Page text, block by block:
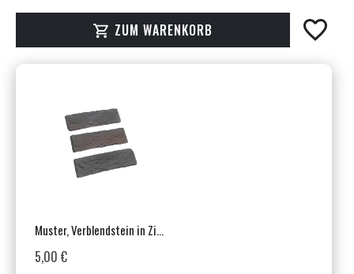
ZUM WARENKORB
Muster, Verblendstein in Ziegeloptik, Innen- & Außenbereich, Schwarz, Amstel Garnet
5,00 €